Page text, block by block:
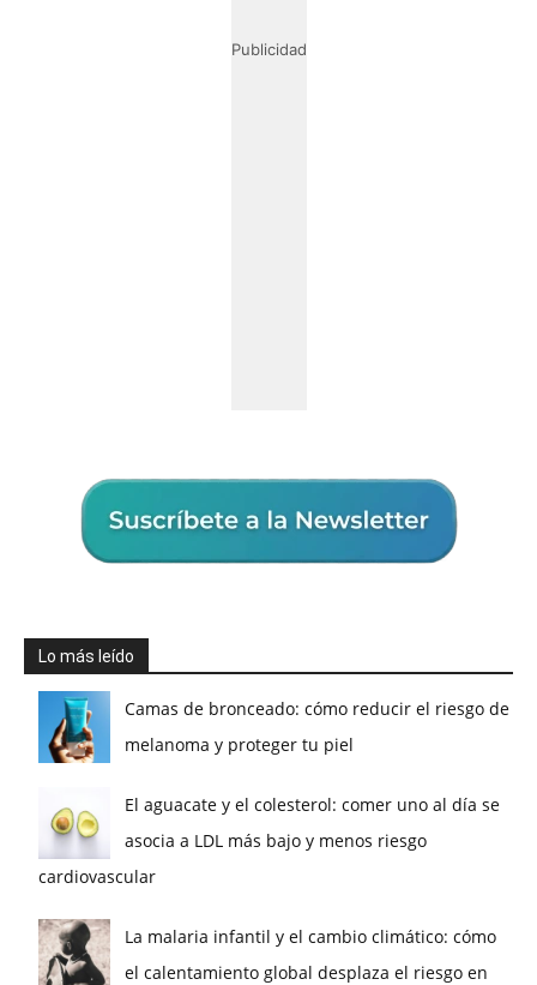
Publicidad
Lo más leído
Camas de bronceado: cómo reducir el riesgo de
melanoma y proteger tu piel
El aguacate y el colesterol: comer uno al día se
asocia a LDL más bajo y menos riesgo
cardiovascular
La malaria infantil y el cambio climático: cómo
el calentamiento global desplaza el riesgo en